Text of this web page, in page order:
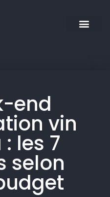
end
vin
les 7
selon